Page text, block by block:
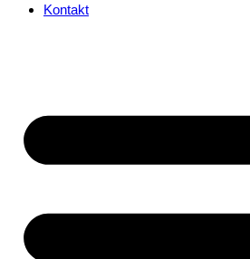
Kontakt